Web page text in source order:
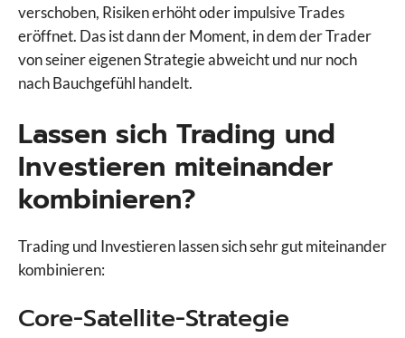
verschoben, Risiken erhöht oder impulsive Trades
eröffnet. Das ist dann der Moment, in dem der Trader
von seiner eigenen Strategie abweicht und nur noch
nach Bauchgefühl handelt.
Lassen sich Trading und
Investieren miteinander
kombinieren?
Trading und Investieren lassen sich sehr gut miteinander
kombinieren:
Core-Satellite-Strategie